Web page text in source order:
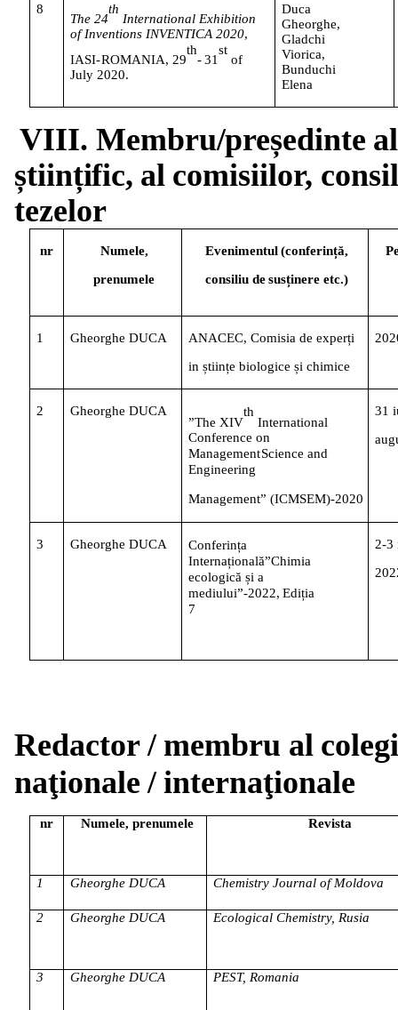
8
The 24
th
International Exhibition
of Inventions INVENTICA 2020,
IASI-ROMANIA, 29
th
- 31
st
of
July 2020.
Duca
Gheorghe,
Gladchi
Viorica,
Bunduchi
Elena
VIII. Membru/președinte al
științific, al comisiilor,
tezelor
nr
Numele,
prenumele
Evenimentul(conferință,
consiliu de susținere etc.)
1 Gheorghe DUCA ANACEC, Comisia de experți
in științe biologice și chimice
2 Gheorghe DUCA
”The XIV
th
International
Conference on
ManagementScience and
Engineering
Management” (ICMSEM)-2020
31
3 Gheorghe DUCA
Conferința
Internațională”Chimia
ecologică și a
mediului”-2022, Ediția
7
2-3
Redactor / membru al
naţionale / internaţionale
nr Numele, prenumele Revista
1 Gheorghe DUCA Chemistry Journal of Moldova
2 Gheorghe DUCA Ecological Chemistry, Rusia
3 Gheorghe DUCA PEST, Romania